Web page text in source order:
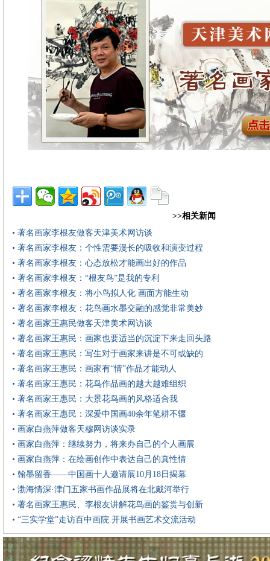
>>相关新闻
• 著名画家李根友做客天津美术网访谈
• 著名画家李根友：个性需要漫长的吸收和演变过程
• 著名画家李根友：心态放松才能画出好的作品
• 著名画家李根友：“根友鸟”是我的专利
• 著名画家李根友：将小鸟拟人化 画面方能生动
• 著名画家李根友：花鸟画水墨交融的感觉非常美妙
• 著名画家王惠民做客天津美术网访谈
• 著名画家王惠民：画家也要适当的沉淀下来走回头路
• 著名画家王惠民：写生对于画家来讲是不可或缺的
• 著名画家王惠民：画家有“情”作品才能动人
• 著名画家王惠民：花鸟作品画的越大越难组织
• 著名画家王惠民：大景花鸟画的风格适合我
• 著名画家王惠民：深爱中国画40余年笔耕不辍
• 画家白燕萍做客天穆网访谈实录
• 画家白燕萍：继续努力，将来办自己的个人画展
• 画家白燕萍：在绘画创作中表达自己的真性情
• 翰墨留香——中国画十人邀请展10月18日揭幕
• 渤海情深·津门五家书画作品展将在北戴河举行
• 著名画家王惠民、李根友讲解花鸟画的鉴赏与创新
• “三实学堂”走访百中画院 开展书画艺术交流活动